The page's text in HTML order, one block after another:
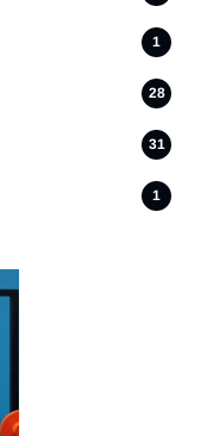
1
28
31
1